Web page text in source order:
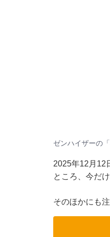
ゼンハイザーの
2025年12月12
ところ、今だ
そのほかにも